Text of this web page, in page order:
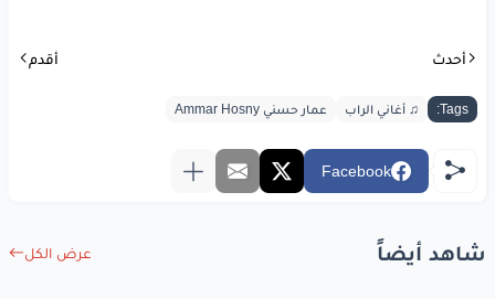
أحدث أقدم
Tags: ♫ أغاني الراب عمار حسني Ammar Hosny
Facebook
شاهد أيضاً عرض الكل